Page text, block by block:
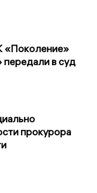
«Поколение»
в суд
прокурора